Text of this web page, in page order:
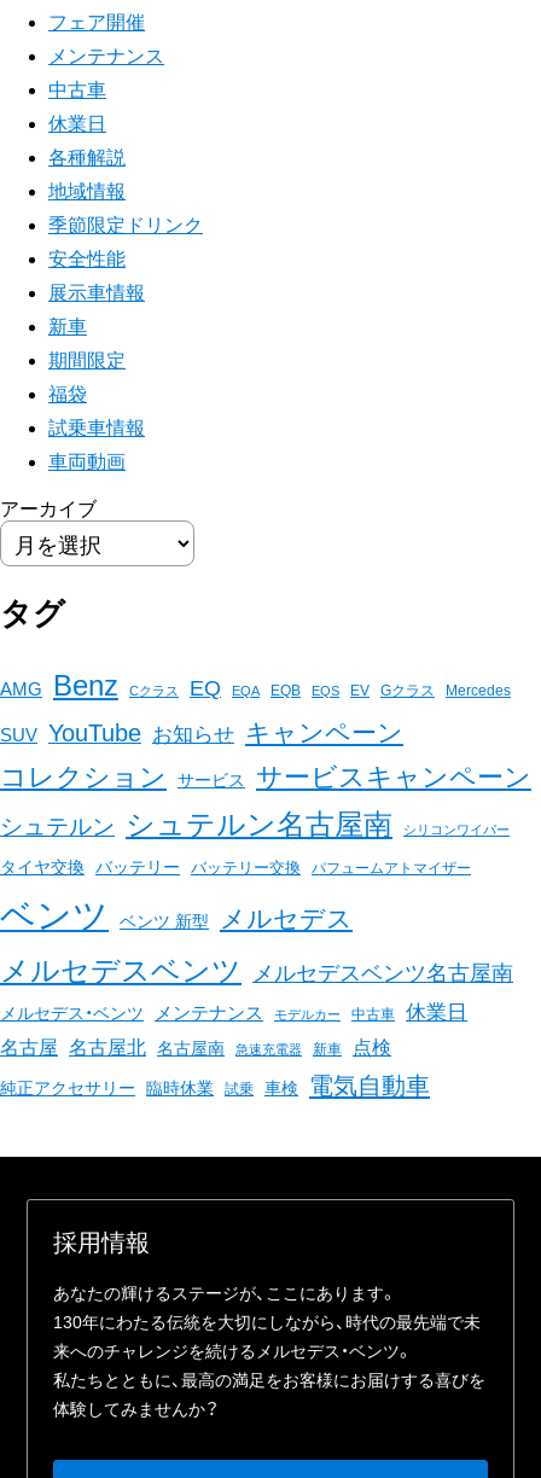
フェア開催
メンテナンス
中古車
休業日
各種解説
地域情報
季節限定ドリンク
安全性能
展示車情報
新車
期間限定
福袋
試乗車情報
車両動画
アーカイブ
タグ
AMG Benz Cクラス EQ EQA EQB EQS EV Gクラス Mercedes
SUV YouTube お知らせ キャンペーン
コレクション サービス サービスキャンペーン
シュテルン シュテルン名古屋南 シリコンワイパー
タイヤ交換 バッテリー バッテリー交換 パフュームアトマイザー
ベンツ ベンツ 新型 メルセデス
メルセデスベンツ メルセデスベンツ名古屋南
メルセデス・ベンツ メンテナンス モデルカー 中古車 休業日
名古屋 名古屋北 名古屋南 急速充電器 新車 点検
純正アクセサリー 臨時休業 試乗 車検 電気自動車
採⽤情報
あなたの輝けるステージが、ここにあります。
130年にわたる伝統を⼤切にしながら、時代の最先端で未
来へのチャレンジを続けるメルセデス・ベンツ。
私たちとともに、最⾼の満⾜をお客様にお届けする喜びを
体験してみませんか？